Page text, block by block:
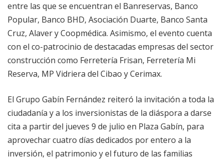
entre las que se encuentran el Banreservas, Banco
Popular, Banco BHD, Asociación Duarte, Banco Santa
Cruz, Alaver y Coopmédica. Asimismo, el evento cuenta
con el co-patrocinio de destacadas empresas del sector
construcción como Ferretería Frisan, Ferretería Mi
Reserva, MP Vidriera del Cibao y Cerimax.
​El Grupo Gabín Fernández reiteró la invitación a toda la
ciudadanía y a los inversionistas de la diáspora a darse
cita a partir del jueves 9 de julio en Plaza Gabín, para
aprovechar cuatro días dedicados por entero a la
inversión, el patrimonio y el futuro de las familias